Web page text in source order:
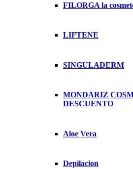
FILORGA la
LIFTENE
SINGULADERM
MONDARIZ
DESCUENTO
Aloe Vera
Depilacion